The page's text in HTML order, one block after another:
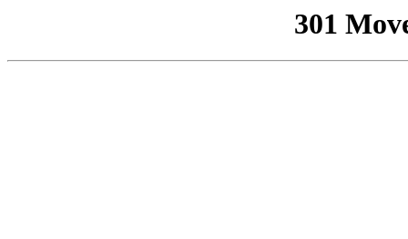
301